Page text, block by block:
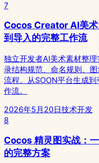
7
Cocos Creator AI美
到导入的完整工作流
独立开发者AI美术素材整
录结构规范、命名规则、
流程。从SOON平台生成
作流。
2026年5月20日技术开发
8
Cocos 精灵图实战：
的完整方案